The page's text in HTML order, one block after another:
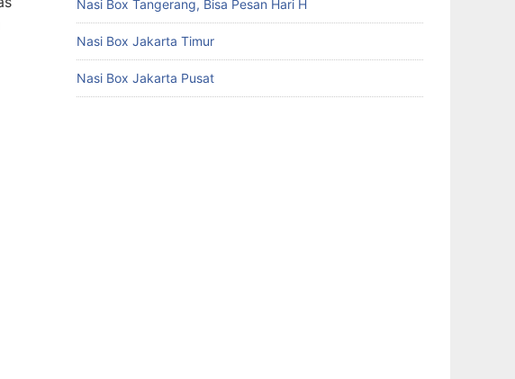
Nasi Box Tangerang, Bisa Pesan Hari H
Nasi Box Jakarta Timur
Nasi Box Jakarta Pusat